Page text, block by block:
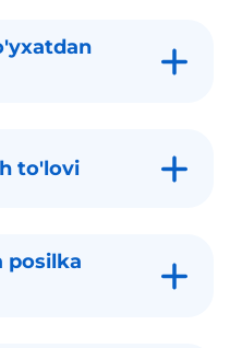
to'lovi
posilka